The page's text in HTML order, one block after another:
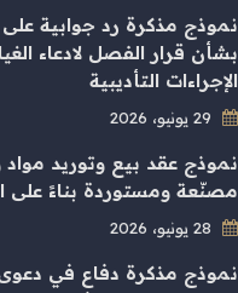
نموذج مذكرة رد جوابية
بشأن قرار الفصل لادعاء
الإجراءات التأديبية
نموذج عقد بيع وتوريد
مصنّعة ومستوردة بناءً على
نموذج مذكرة دفاع في